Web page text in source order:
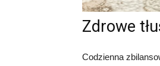
Zdrowe
Codzienna